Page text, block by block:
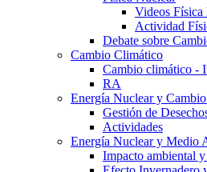
Videos Física
Actividad
Debate sobre
Cambio Climático
Cambio climático -
RA
Energía Nuclear y
Gestión de
Actividades
Energía Nuclear y Medio
Impacto ambiental